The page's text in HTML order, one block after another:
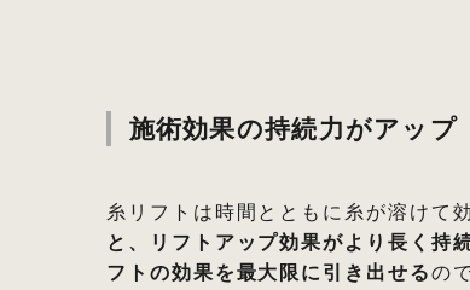
施術効果の持続力がアップ
糸リフトは時間とともに糸が溶けて
と、リフトアップ効果がより長く持
フトの効果を最大限に引き出せるの